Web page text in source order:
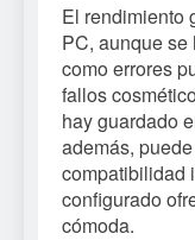
El rendimiento
PC, aunque
como errores
fallos
hay guardado
además,
compatibilidad
configurado
cómoda.